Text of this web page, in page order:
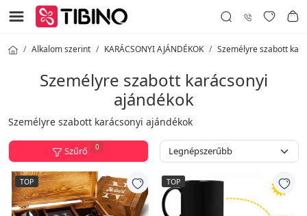
Alkalom szerint KARÁCSONYI AJÁNDÉKOK Személyre szabott
Személyre szabott karácsonyi
ajándékok
Személyre szabott karácsonyi ajándékok
Szűrő 0
TOP TOP